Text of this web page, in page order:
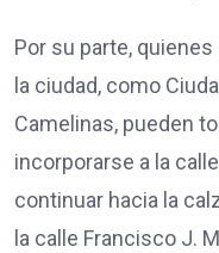
Por su parte,
la ciudad, como
Camelinas, pueden
incorporarse a la
continuar hacia la
la calle Francisco J.